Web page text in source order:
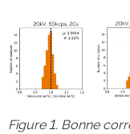
Figure 1. Bonne